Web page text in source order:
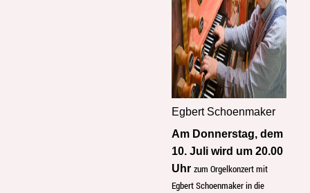
Egbert Schoenmaker
Am Donnerstag, dem
10. Juli wird um 20.00
Uhr zum Orgelkonzert mit
Egbert Schoenmaker in die